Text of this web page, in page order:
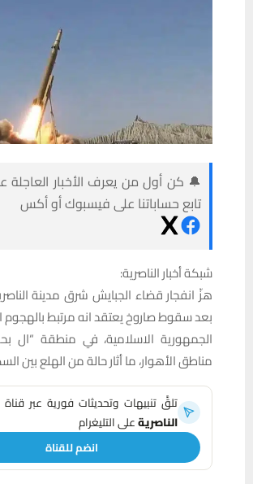
🔔 كن أول من يعرف الأخبار العاجلة
تابع حساباتنا على فيسبوك أو أكس
شبكة أخبار الناصرية:
هزّ انفجار قضاء الجبايش شرق مدينة
بعد سقوط صاروخ يعتقد انه مرتبط
الجمهورية الاسلامية، في منطقة “ال
مناطق الأهوار، ما أثار حالة من الهلع بين
تلقَّ تنبيهات وتحديثات فورية عبر قناة
الناصريةعلى التليغرام
انضم للقناة